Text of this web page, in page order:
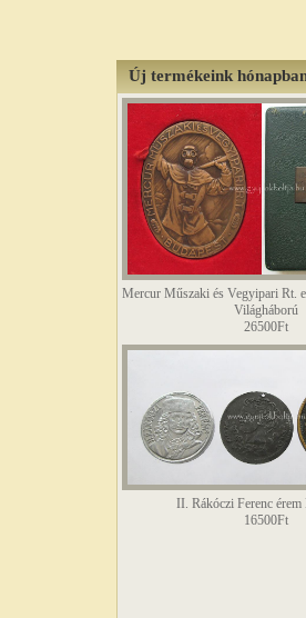
Új termékeink
Mercur Műszaki és Vegyipari Rt.
Világháború
26500Ft
II. Rákóczi Ferenc
16500Ft